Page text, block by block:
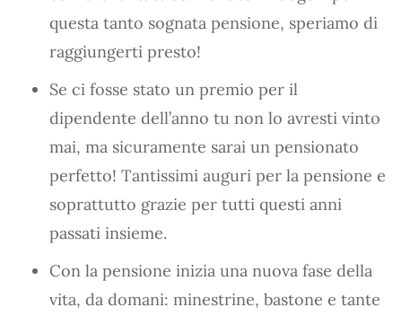
questa tanto sognata pensione, speriamo di
raggiungerti presto!
Se ci fosse stato un premio per il
dipendente dell’anno tu non lo avresti vinto
mai, ma sicuramente sarai un pensionato
perfetto! Tantissimi auguri per la pensione e
soprattutto grazie per tutti questi anni
passati insieme.
Con la pensione inizia una nuova fase della
vita, da domani: minestrine, bastone e tante